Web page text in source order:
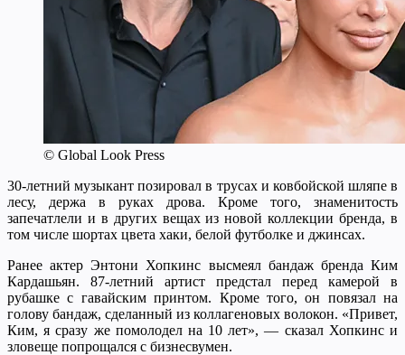
© Global Look Press
30-летний музыкант позировал в трусах и ковбойской шляпе в
лесу, держа в руках дрова. Кроме того, знаменитость
запечатлели и в других вещах из новой коллекции бренда, в
том числе шортах цвета хаки, белой футболке и джинсах.
Ранее актер Энтони Хопкинс высмеял бандаж бренда Ким
Кардашьян. 87-летний артист предстал перед камерой в
рубашке с гавайским принтом. Кроме того, он повязал на
голову бандаж, сделанный из коллагеновых волокон. «Привет,
Ким, я сразу же помолодел на 10 лет», — сказал Хопкинс и
зловеще попрощался с бизнесвумен.